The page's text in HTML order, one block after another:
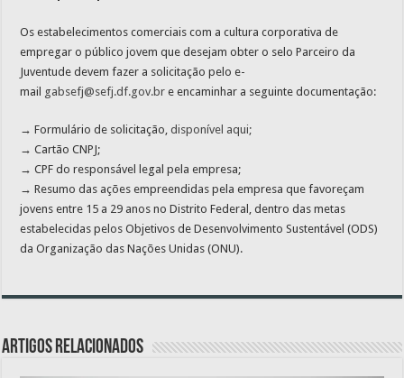
Os estabelecimentos comerciais com a cultura corporativa de
empregar o público jovem que desejam obter o selo Parceiro da
Juventude devem fazer a solicitação pelo e-
mail gabsefj@sefj.df.gov.br e encaminhar a seguinte documentação:
→ Formulário de solicitação,disponível aqui;
→ Cartão CNPJ;
→ CPF do responsável legal pela empresa;
→ Resumo das ações empreendidas pela empresa que favoreçam
jovens entre 15 a 29 anos no Distrito Federal, dentro das metas
estabelecidas pelos Objetivos de Desenvolvimento Sustentável (ODS)
da Organização das Nações Unidas (ONU).
Artigos relacionados